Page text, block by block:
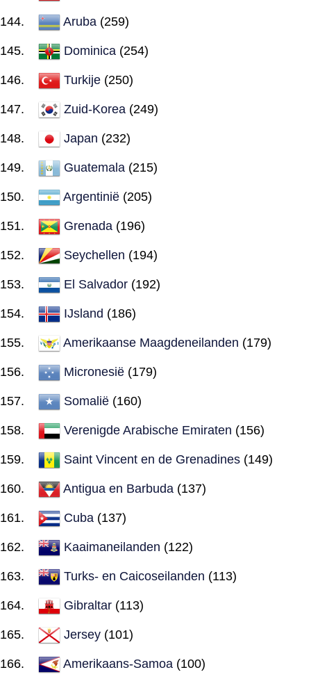
Aruba (259)
Dominica (254)
Turkije (250)
Zuid-Korea (249)
Japan (232)
Guatemala (215)
Argentinië (205)
Grenada (196)
Seychellen (194)
El Salvador (192)
IJsland (186)
Amerikaanse Maagdeneilanden (179)
Micronesië (179)
Somalië (160)
Verenigde Arabische Emiraten (156)
Saint Vincent en de Grenadines (149)
Antigua en Barbuda (137)
Cuba (137)
Kaaimaneilanden (122)
Turks- en Caicoseilanden (113)
Gibraltar (113)
Jersey (101)
Amerikaans-Samoa (100)